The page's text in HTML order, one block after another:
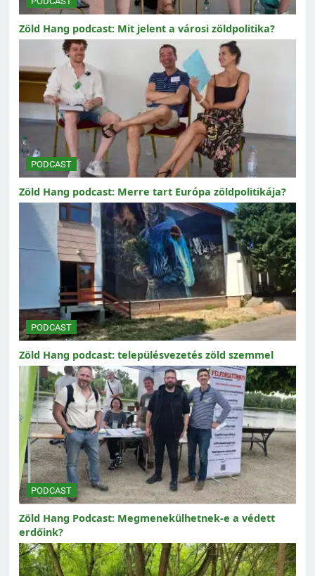
Zöld Hang podcast: Mit jelent a városi zöldpolitika?
PODCAST
Zöld Hang podcast: Merre tart Európa zöldpolitikája?
PODCAST
Zöld Hang podcast: településvezetés zöld szemmel
PODCAST
Zöld Hang Podcast: Megmenekülhetnek-e a védett
erdőink?